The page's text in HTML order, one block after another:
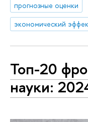
прогнозные оценки
экономический
Топ-20
науки: